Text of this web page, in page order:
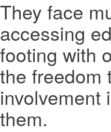
They face
accessing
footing with
the freedom
involvement
them.